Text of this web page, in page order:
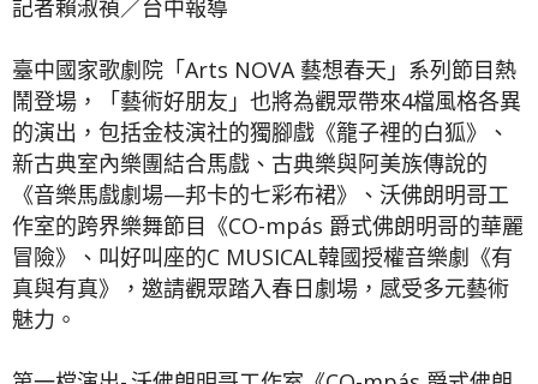
記者賴淑禎／台中報導
臺中國家歌劇院「Arts NOVA 藝想春天」系列節目熱
鬧登場，「藝術好朋友」也將為觀眾帶來4檔風格各異
的演出，包括金枝演社的獨腳戲《籠子裡的白狐》、
新古典室內樂團結合馬戲、古典樂與阿美族傳說的
《音樂馬戲劇場—邦卡的七彩布裙》、沃佛朗明哥工
作室的跨界樂舞節目《CO-mpás 爵式佛朗明哥的華麗
冒險》、叫好叫座的C MUSICAL韓國授權音樂劇《有
真與有真》，邀請觀眾踏入春日劇場，感受多元藝術
魅力。